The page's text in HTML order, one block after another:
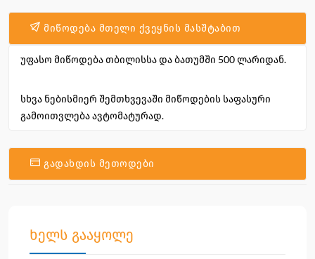
მიწოდება მთელი ქვეყნის მასშტაბით
უფასო მიწოდება თბილისსა და ბათუმში 500 ლარიდან.
სხვა ნებისმიერ შემთხვევაში მიწოდების საფასური
გამოითვლება ავტომატურად.
გადახდის მეთოდები
ხელს გააყოლე